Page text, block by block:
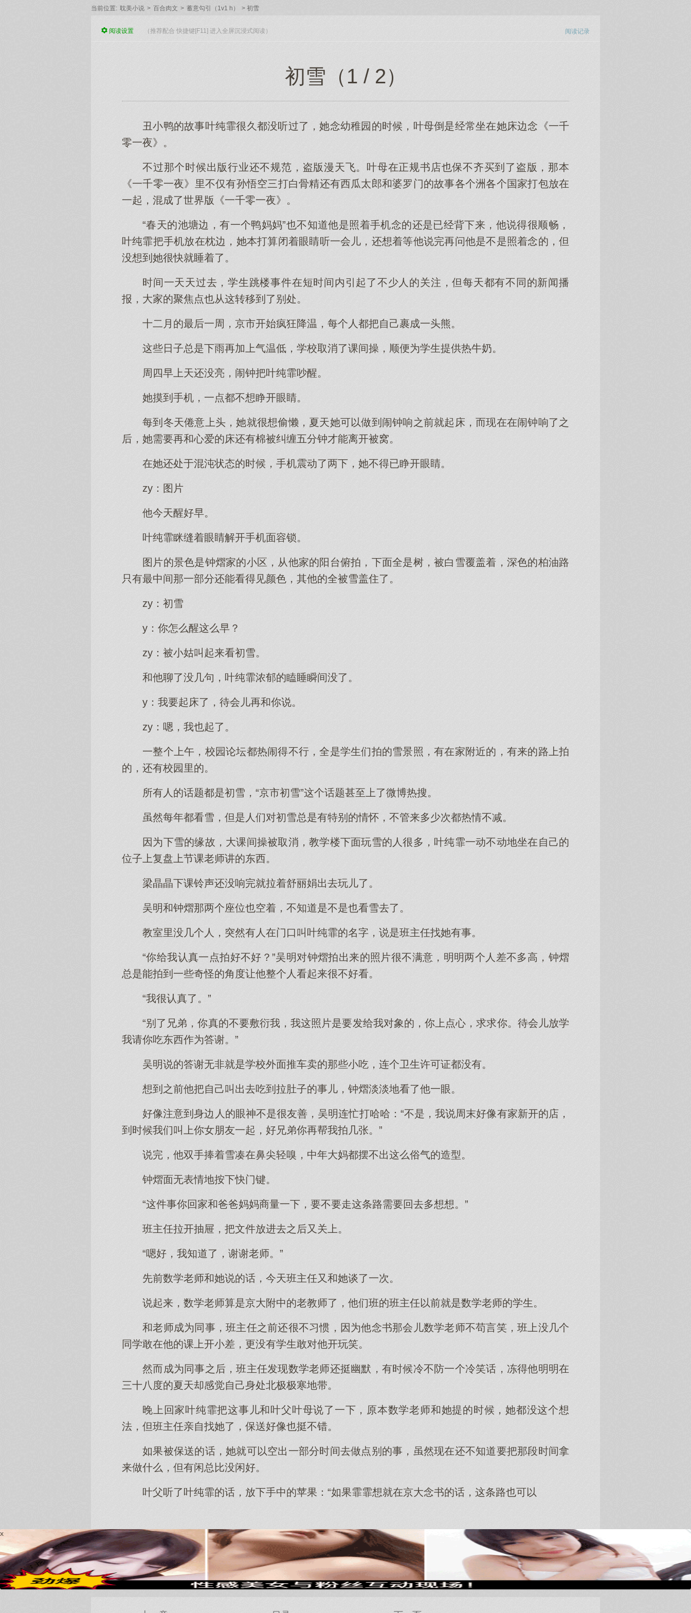
当前位置: 耽美小说 > 百合肉文 > 蓄意勾引（1v1 h） > 初雪
阅读记录
阅读设置 （推荐配合 快捷键[F11] 进入全屏沉浸式阅读）
初雪（1 / 2）
丑小鸭的故事叶纯霏很久都没听过了，她念幼稚园的时候，叶母倒是经常坐在她床边念《一千
零一夜》。
不过那个时候出版行业还不规范，盗版漫天飞。叶母在正规书店也保不齐买到了盗版，那本
《一千零一夜》里不仅有孙悟空三打白骨精还有西瓜太郎和婆罗门的故事各个洲各个国家打包放在
一起，混成了世界版《一千零一夜》。
“春天的池塘边，有一个鸭妈妈”也不知道他是照着手机念的还是已经背下来，他说得很顺畅，
叶纯霏把手机放在枕边，她本打算闭着眼睛听一会儿，还想着等他说完再问他是不是照着念的，但
没想到她很快就睡着了。
时间一天天过去，学生跳楼事件在短时间内引起了不少人的关注，但每天都有不同的新闻播
报，大家的聚焦点也从这转移到了别处。
十二月的最后一周，京市开始疯狂降温，每个人都把自己裹成一头熊。
这些日子总是下雨再加上气温低，学校取消了课间操，顺便为学生提供热牛奶。
周四早上天还没亮，闹钟把叶纯霏吵醒。
她摸到手机，一点都不想睁开眼睛。
每到冬天倦意上头，她就很想偷懒，夏天她可以做到闹钟响之前就起床，而现在在闹钟响了之
后，她需要再和心爱的床还有棉被纠缠五分钟才能离开被窝。
在她还处于混沌状态的时候，手机震动了两下，她不得已睁开眼睛。
zy：图片
他今天醒好早。
叶纯霏眯缝着眼睛解开手机面容锁。
图片的景色是钟熠家的小区，从他家的阳台俯拍，下面全是树，被白雪覆盖着，深色的柏油路
只有最中间那一部分还能看得见颜色，其他的全被雪盖住了。
zy：初雪
y：你怎么醒这么早？
zy：被小姑叫起来看初雪。
和他聊了没几句，叶纯霏浓郁的瞌睡瞬间没了。
y：我要起床了，待会儿再和你说。
zy：嗯，我也起了。
一整个上午，校园论坛都热闹得不行，全是学生们拍的雪景照，有在家附近的，有来的路上拍
的，还有校园里的。
所有人的话题都是初雪，“京市初雪”这个话题甚至上了微博热搜。
虽然每年都看雪，但是人们对初雪总是有特别的情怀，不管来多少次都热情不减。
因为下雪的缘故，大课间操被取消，教学楼下面玩雪的人很多，叶纯霏一动不动地坐在自己的
位子上复盘上节课老师讲的东西。
梁晶晶下课铃声还没响完就拉着舒丽娟出去玩儿了。
吴明和钟熠那两个座位也空着，不知道是不是也看雪去了。
教室里没几个人，突然有人在门口叫叶纯霏的名字，说是班主任找她有事。
“你给我认真一点拍好不好？”吴明对钟熠拍出来的照片很不满意，明明两个人差不多高，钟熠
总是能拍到一些奇怪的角度让他整个人看起来很不好看。
“我很认真了。”
“别了兄弟，你真的不要敷衍我，我这照片是要发给我对象的，你上点心，求求你。待会儿放学
我请你吃东西作为答谢。”
吴明说的答谢无非就是学校外面推车卖的那些小吃，连个卫生许可证都没有。
想到之前他把自己叫出去吃到拉肚子的事儿，钟熠淡淡地看了他一眼。
好像注意到身边人的眼神不是很友善，吴明连忙打哈哈：“不是，我说周末好像有家新开的店，
到时候我们叫上你女朋友一起，好兄弟你再帮我拍几张。”
说完，他双手捧着雪凑在鼻尖轻嗅，中年大妈都摆不出这么俗气的造型。
钟熠面无表情地按下快门键。
“这件事你回家和爸爸妈妈商量一下，要不要走这条路需要回去多想想。”
班主任拉开抽屉，把文件放进去之后又关上。
“嗯好，我知道了，谢谢老师。”
先前数学老师和她说的话，今天班主任又和她谈了一次。
说起来，数学老师算是京大附中的老教师了，他们班的班主任以前就是数学老师的学生。
和老师成为同事，班主任之前还很不习惯，因为他念书那会儿数学老师不苟言笑，班上没几个
同学敢在他的课上开小差，更没有学生敢对他开玩笑。
然而成为同事之后，班主任发现数学老师还挺幽默，有时候冷不防一个冷笑话，冻得他明明在
三十八度的夏天却感觉自己身处北极极寒地带。
晚上回家叶纯霏把这事儿和叶父叶母说了一下，原本数学老师和她提的时候，她都没这个想
法，但班主任亲自找她了，保送好像也挺不错。
如果被保送的话，她就可以空出一部分时间去做点别的事，虽然现在还不知道要把那段时间拿
来做什么，但有闲总比没闲好。
叶父听了叶纯霏的话，放下手中的苹果：“如果霏霏想就在京大念书的话，这条路也可以
x